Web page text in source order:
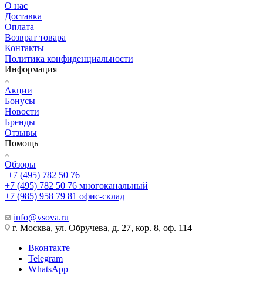
О нас
Доставка
Оплата
Возврат товара
Контакты
Политика конфиденциальности
Информация
Акции
Бонусы
Новости
Бренды
Отзывы
Помощь
Обзоры
+7 (495) 782 50 76
+7 (495) 782 50 76 многоканальный
+7 (985) 958 79 81 офис-склад
info@vsova.ru
г. Москва, ул. Обручева, д. 27, кор. 8, оф. 114
Вконтакте
Telegram
WhatsApp